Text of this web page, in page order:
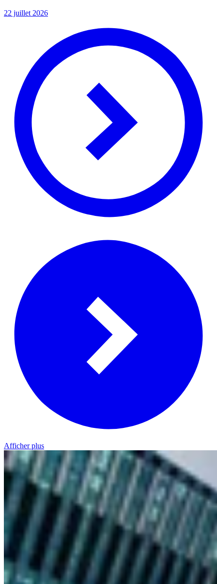
22 juillet 2026
Afficher plus